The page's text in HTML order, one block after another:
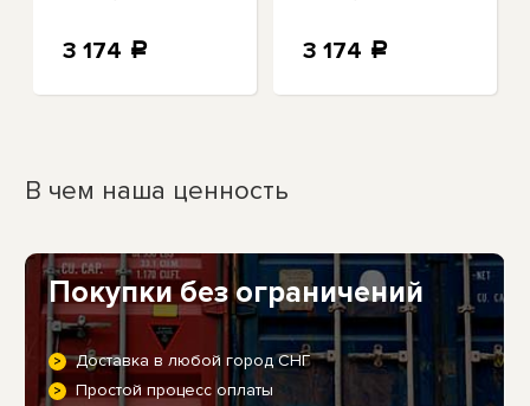
12 унций (340 г)
3 174 a
12 унций (340 г)
3 174 a
В чем наша ценность
Покупки без ограничений
Доставка в любой город СНГ
Простой процесс оплаты